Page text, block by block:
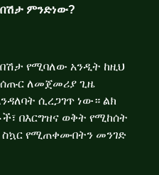
በሽታ ምንድነው?
በሽታ የሚባለው አንዲት ከዚህ
ለመጀመሪያ ጊዜ
ሲረጋገጥ ነው። ልክ
በእርግዝና ወቅት የሚከሰት
የሚጠቀሙበትን መንገድ